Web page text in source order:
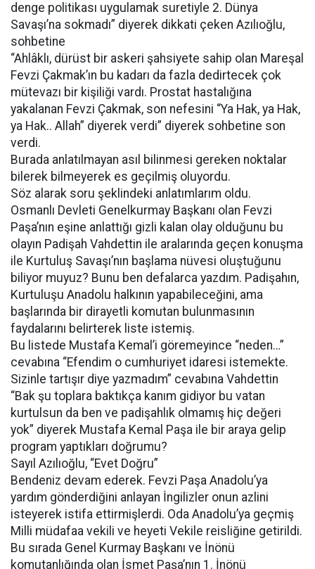
denge politikası uygulamak suretiyle 2. Dünya
Savaşı’na sokmadı” diyerek dikkati çeken Azılıoğlu,
sohbetine
“Ahlâklı, dürüst bir askeri şahsiyete sahip olan Mareşal
Fevzi Çakmak’ın bu kadarı da fazla dedirtecek çok
mütevazı bir kişiliği vardı. Prostat hastalığına
yakalanan Fevzi Çakmak, son nefesini “Ya Hak, ya Hak,
ya Hak.. Allah” diyerek verdi” diyerek sohbetine son
verdi.
Burada anlatılmayan asıl bilinmesi gereken noktalar
bilerek bilmeyerek es geçilmiş oluyordu.
Söz alarak soru şeklindeki anlatımlarım oldu.
Osmanlı Devleti Genelkurmay Başkanı olan Fevzi
Paşa’nın eşine anlattığı gizli kalan olay olduğunu bu
olayın Padişah Vahdettin ile aralarında geçen konuşma
ile Kurtuluş Savaşı’nın başlama nüvesi oluştuğunu
biliyor muyuz? Bunu ben defalarca yazdım. Padişahın,
Kurtuluşu Anadolu halkının yapabileceğini, ama
başlarında bir dirayetli komutan bulunmasının
faydalarını belirterek liste istemiş.
Bu listede Mustafa Kemal’i göremeyince “neden…”
cevabına “Efendim o cumhuriyet idaresi istemekte.
Sizinle tartışır diye yazmadım” cevabına Vahdettin
“Bak şu toplara baktıkça kanım gidiyor bu vatan
kurtulsun da ben ve padişahlık olmamış hiç değeri
yok” diyerek Mustafa Kemal Paşa ile bir araya gelip
program yaptıkları doğrumu?
Sayıl Azılıoğlu, “Evet Doğru”
Bendeniz devam ederek. Fevzi Paşa Anadolu’ya
yardım gönderdiğini anlayan İngilizler onun azlini
isteyerek istifa ettirmişlerdi. Oda Anadolu’ya geçmiş
Milli müdafaa vekili ve heyeti Vekile reisliğine getirildi.
Bu sırada Genel Kurmay Başkanı ve İnönü
komutanlığında olan İsmet Paşa’nın 1. İnönü